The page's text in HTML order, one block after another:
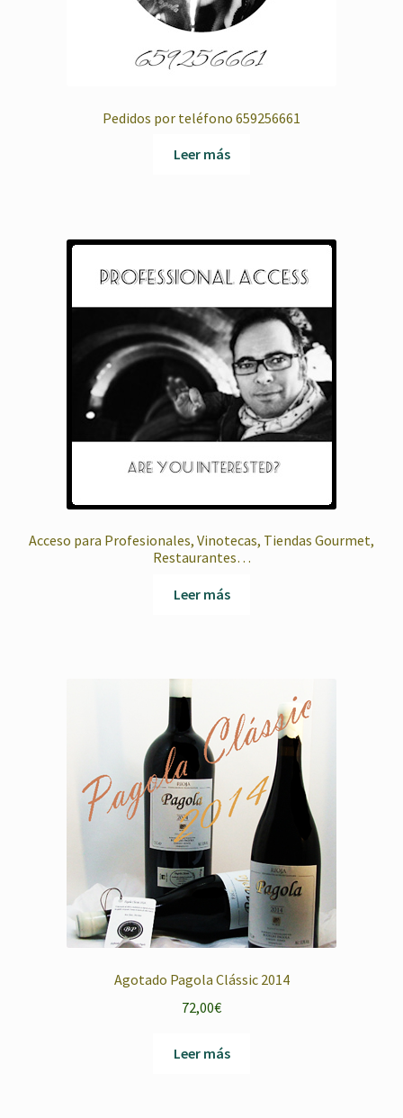
Pedidos por teléfono 659256661
Leer más
Acceso para Profesionales, Vinotecas, Tiendas Gourmet,
Restaurantes…
Leer más
Agotado Pagola Clássic 2014
72,00€
Leer más